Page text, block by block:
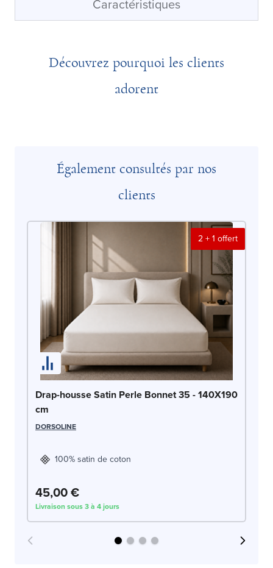
Caractéristiques
Découvrez pourquoi les clients
adorent
Également consultés par nos
clients
2 + 1 offert
Drap-housse Satin Perle Bonnet 35 - 140X190
cm
DORSOLINE
100% satin de coton
45,00 €
Livraison sous 3 à 4 jours